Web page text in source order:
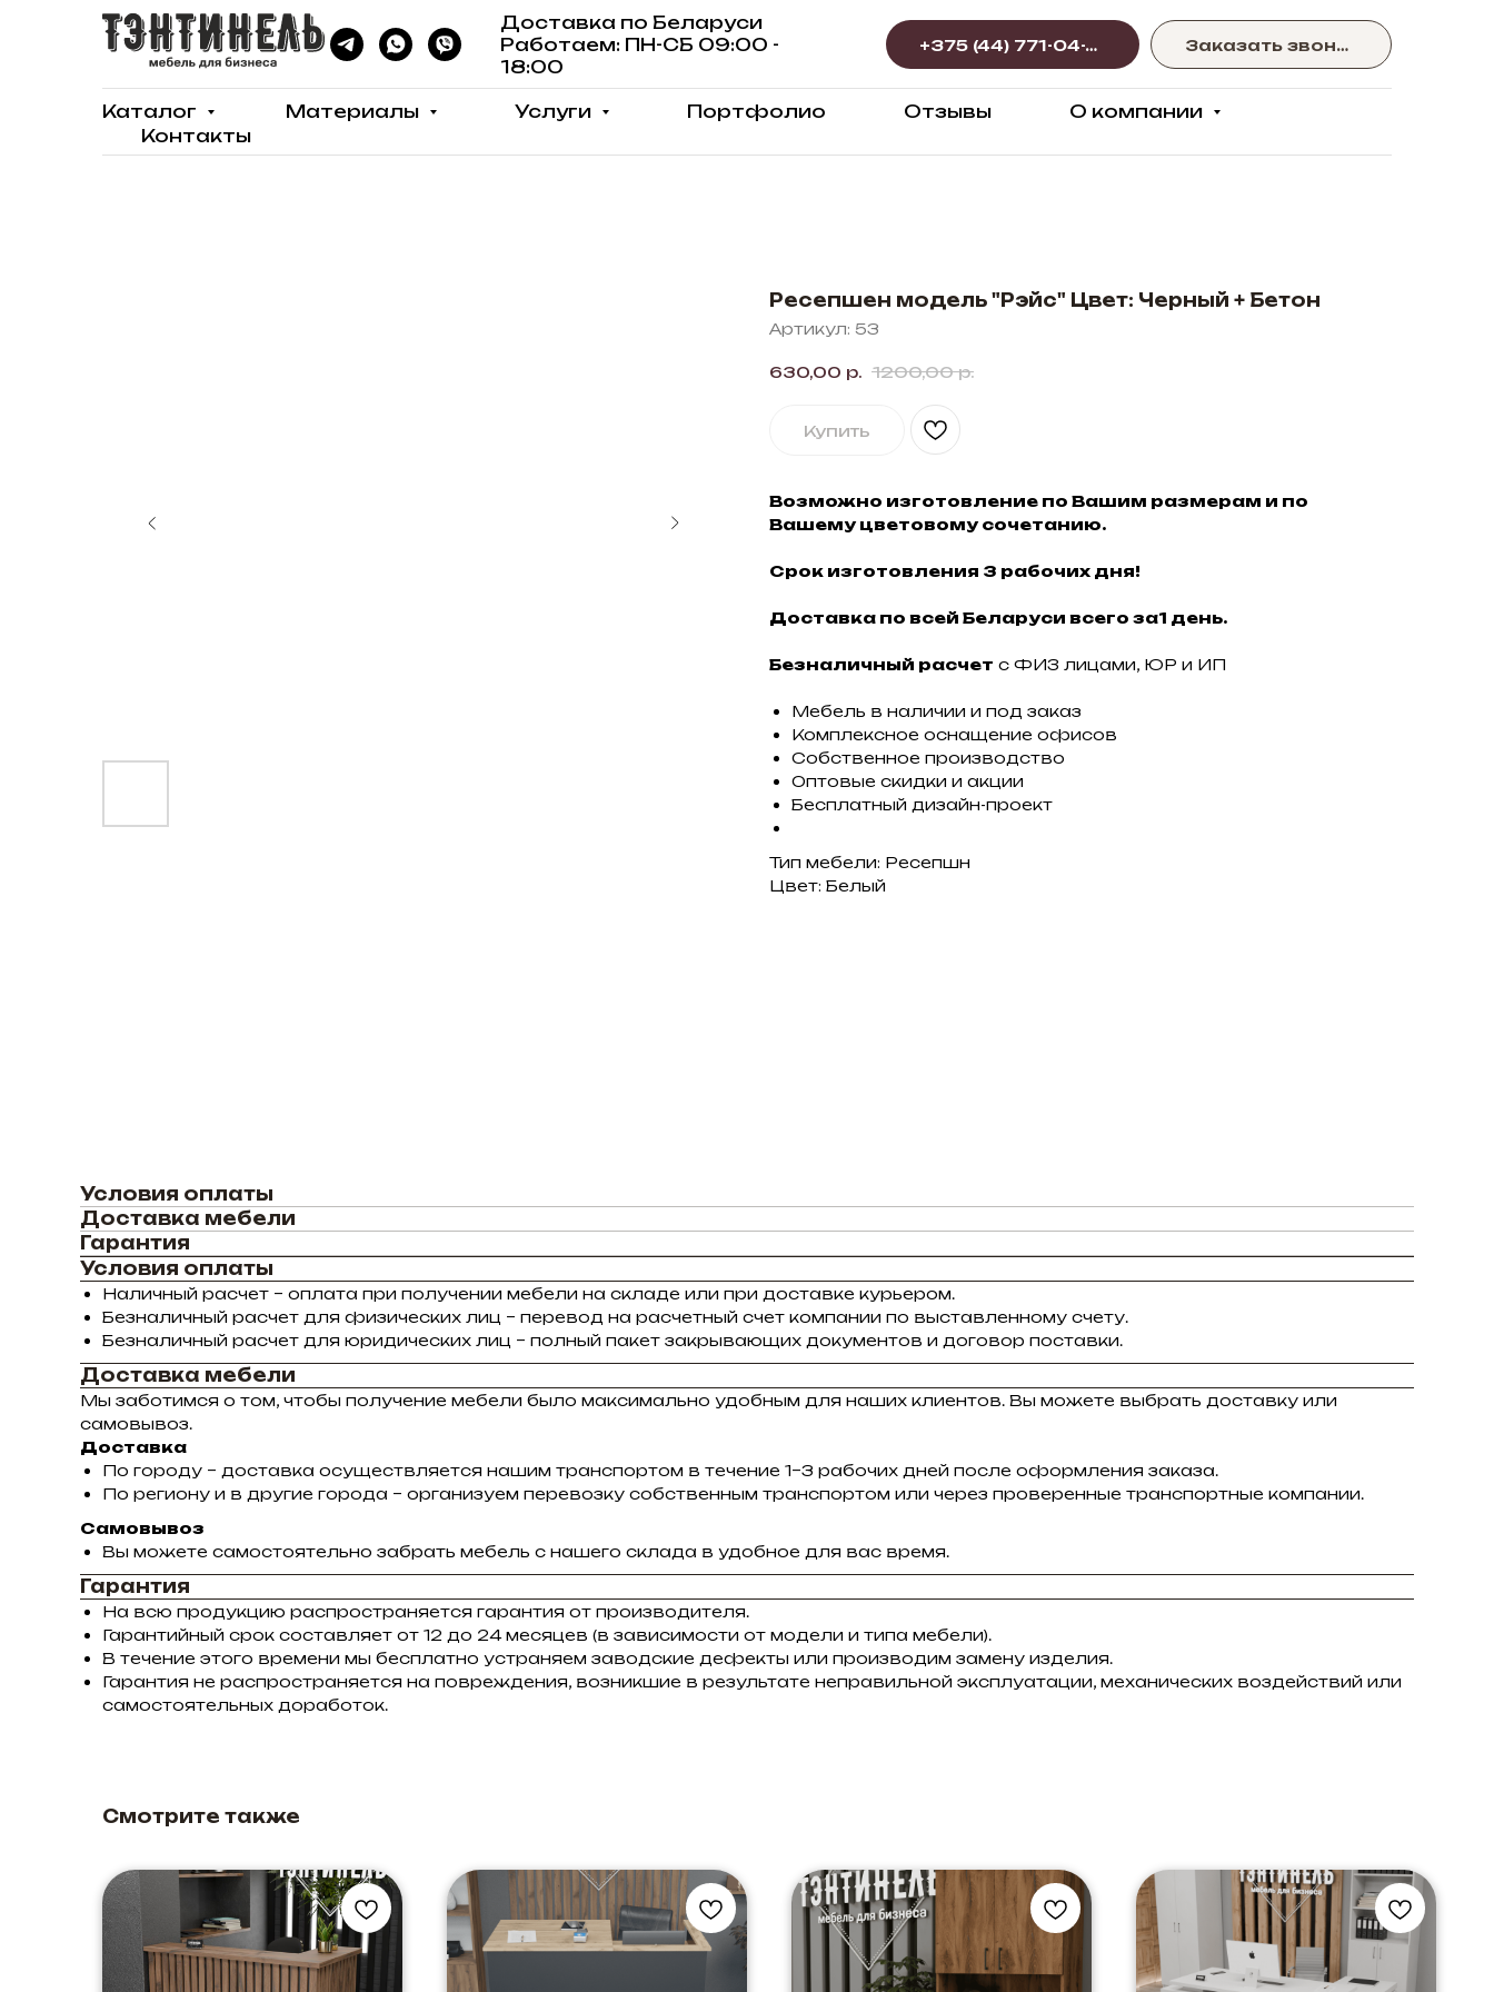
Доставка по Беларуси
Работаем: ПН-СБ 09:00 -
18:00
+375 (44) 771-04-77 Заказать звонок
Каталог Материалы Услуги Портфолио Отзывы
О компании
Контакты
Ресепшен модель "Рэйс" Цвет: Черный + Бетон
Артикул: 53
630,00 р. 1200,00 р.
Купить
Возможно изготовление по Вашим размерам и по
Вашему цветовому сочетанию.
Срок изготовления 3 рабочих дня!
Доставка по всей Беларуси всего за1 день.
Безналичный расчет с ФИЗ лицами, ЮР и ИП
Мебель в наличии и под заказ
Комплексное оснащение офисов
Собственное производство
Оптовые скидки и акции
Бесплатный дизайн-проект
Тип мебели: Ресепшн
Цвет: Белый
Условия оплаты
Доставка мебели
Гарантия
Условия оплаты
Наличный расчет – оплата при получении мебели на складе или при доставке курьером.
Безналичный расчет для физических лиц – перевод на расчетный счет компании по выставленному счету.
Безналичный расчет для юридических лиц – полный пакет закрывающих документов и договор поставки.
Доставка мебели
Мы заботимся о том, чтобы получение мебели было максимально удобным для наших клиентов. Вы можете выбрать доставку или
самовывоз.
Доставка
По городу – доставка осуществляется нашим транспортом в течение 1–3 рабочих дней после оформления заказа.
По региону и в другие города – организуем перевозку собственным транспортом или через проверенные транспортные компании.
Самовывоз
Вы можете самостоятельно забрать мебель с нашего склада в удобное для вас время.
Гарантия
На всю продукцию распространяется гарантия от производителя.
Гарантийный срок составляет от 12 до 24 месяцев (в зависимости от модели и типа мебели).
В течение этого времени мы бесплатно устраняем заводские дефекты или производим замену изделия.
Гарантия не распространяется на повреждения, возникшие в результате неправильной эксплуатации, механических воздействий или
самостоятельных доработок.
Смотрите также